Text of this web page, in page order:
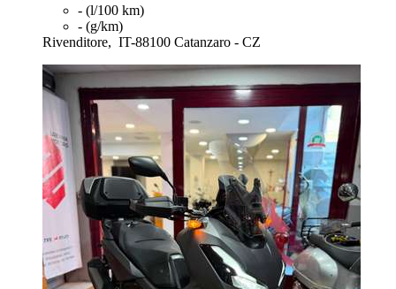
- (l/100 km)
- (g/km)
Rivenditore, IT-88100 Catanzaro - CZ